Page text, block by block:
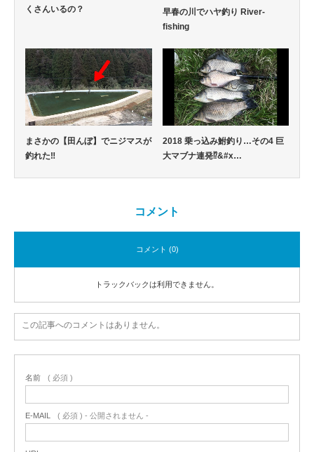
くさんいるの？
早春の川でハヤ釣り River-
fishing
まさかの【田んぼ】でニジマスが
釣れた‼
2018 乗っ込み鮒釣り…その4 巨
大マブナ連発⁉&#x…
コメント
コメント (0)
トラックバックは利用できません。
この記事へのコメントはありません。
名前 ( 必須 )
E-MAIL ( 必須 ) - 公開されません -